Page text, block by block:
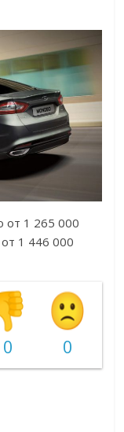
от 1 265 000
1 446 000
0 0